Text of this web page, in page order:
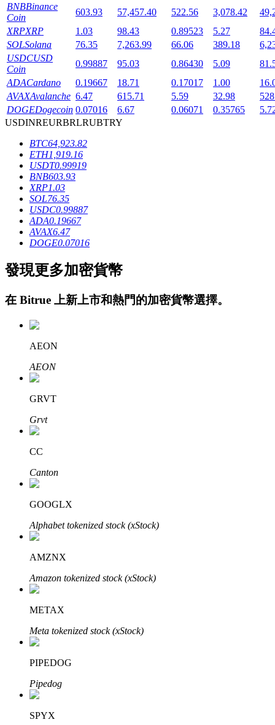
鎖倉BTR
輕鬆獲得多重福利
借貸寶
借貸數字貨幣，及時且安全的服務
享受活期理財及長期收益
學習理財
了解如何賺取穩定收入
Bitrue
合夥人計劃
BNBBinance
Coin
603.93 57,457.40 522.56 3,078.42
XRPXRP 1.03 98.43 0.89523 5.27
SOLSolana 76.35 7,263.99 66.06 389.18
USDCUSD
Coin
0.99887 95.03 0.86430 5.09
ADACardano 0.19667 18.71 0.17017 1.00
AVAXAvalanche 6.47 615.71 5.59 32.98
DOGEDogecoin 0.07016 6.67 0.06071 0.35765
USDINREURBRLRUBTRY
BTC64,923.82
ETH1,919.16
USDT0.99919
BNB603.93
XRP1.03
SOL76.35
USDC0.99887
ADA0.19667
AVAX6.47
DOGE0.07016
發現更多加密貨幣
在 Bitrue 上新上市和熱門的加密貨幣選擇。
AEON
AEON
GRVT
Grvt
CC
Canton
GOOGLX
Alphabet tokenized stock (xStock)
AMZNX
Amazon tokenized stock (xStock)
METAX
Meta tokenized stock (xStock)
PIPEDOG
Pipedog
SPYX